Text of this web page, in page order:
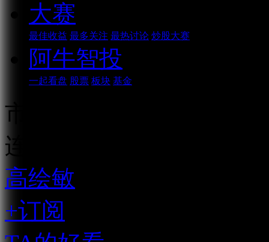
大赛
最佳收益 最多关注 最热讨论 炒股大赛
阿牛智投
一起看盘 股票 板块 基金
市场利好不断，节后可期
连续播放
高绘敏
+订阅